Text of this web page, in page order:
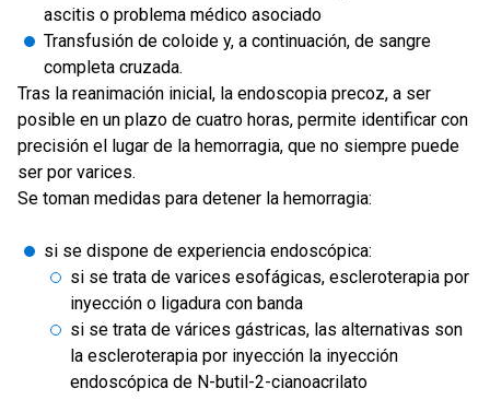
ascitis o problema médico asociado
Transfusión de coloide y, a continuación, de sangre
completa cruzada.
Tras la reanimación inicial, la endoscopia precoz, a ser
posible en un plazo de cuatro horas, permite identificar con
precisión el lugar de la hemorragia, que no siempre puede
ser por varices.
Se toman medidas para detener la hemorragia:
si se dispone de experiencia endoscópica:
si se trata de varices esofágicas, escleroterapia por
inyección o ligadura con banda
si se trata de várices gástricas, las alternativas son
la escleroterapia por inyección la inyección
endoscópica de N-butil-2-cianoacrilato